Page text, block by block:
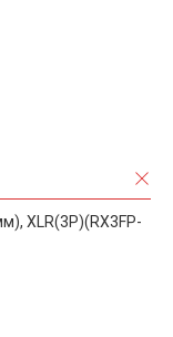
XLR(3P)(RX3FP-